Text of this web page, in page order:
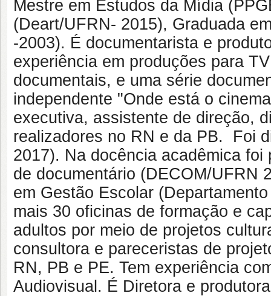
Mestre em Estudos da Mídia
(Deart/UFRN- 2015), Graduada
-2003). É documentarista e
experiência em produções para
documentais, e uma série
independente "Onde está o
executiva, assistente de direção,
realizadores no RN e da PB. Foi
2017). Na docência acadêmica
de documentário (DECOM/UFRN
em Gestão Escolar
mais 30 oficinas de formação e
adultos por meio de projetos
consultora e pareceristas de
RN, PB e PE. Tem experiência
Audiovisual. É Diretora e